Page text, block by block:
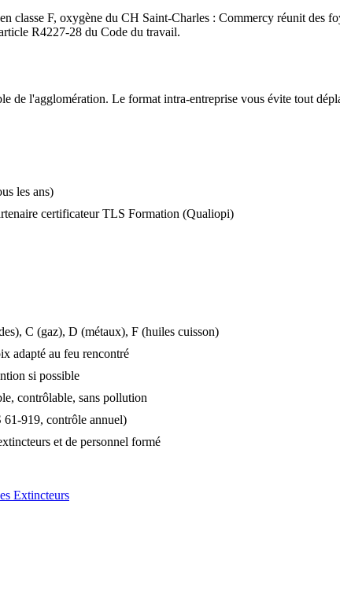
classe F, oxygène du CH Saint-Charles : Commercy réunit des
R4227-28 du Code du travail.
de l'agglomération. Le format intra-entreprise vous évite tout
les ans)
certificateur TLS Formation (Qualiopi)
C (gaz), D (métaux), F (huiles cuisson)
adapté au feu rencontré
si possible
contrôlable, sans pollution
919, contrôle annuel)
et de personnel formé
Extincteurs